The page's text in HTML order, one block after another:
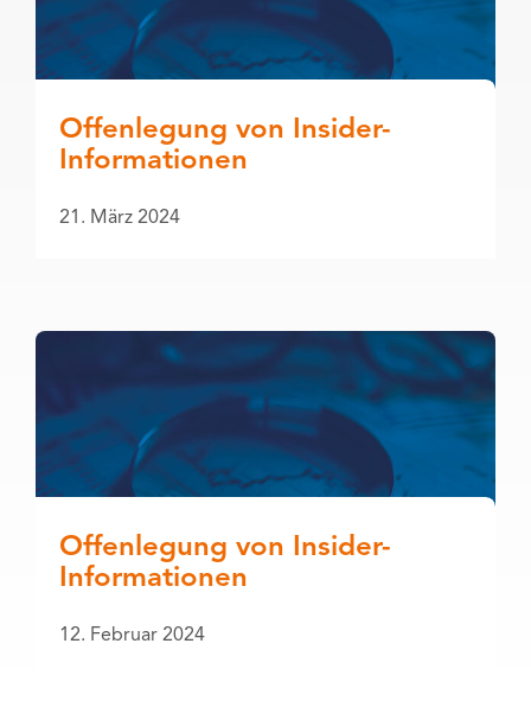
Offenlegung von Insider-
Informationen
21. März 2024
Offenlegung von Insider-
Informationen
12. Februar 2024